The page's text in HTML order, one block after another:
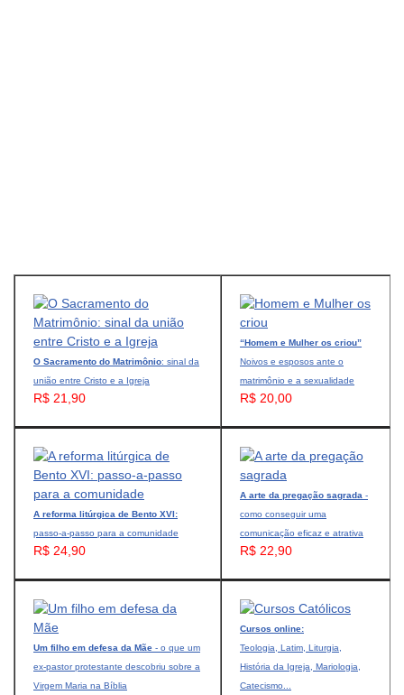
O Sacramento do Matrimônio: sinal da
união entre Cristo e a Igreja
R$ 21,90
“Homem e Mulher os criou”
Noivos e esposos ante o
matrimônio e a sexualidade
R$ 20,00
A reforma litúrgica de Bento XVI:
passo-a-passo para a comunidade
R$ 24,90
A arte da pregação sagrada -
como conseguir uma
comunicação eficaz e atrativa
R$ 22,90
Um filho em defesa da Mãe - o que um
ex-pastor protestante descobriu sobre a
Virgem Maria na Bíblia
Cursos online:
Teologia, Latim, Liturgia,
História da Igreja, Mariologia,
Catecismo...